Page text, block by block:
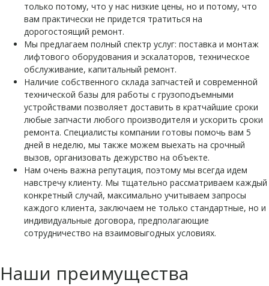
только потому, что у нас низкие цены, но и потому, что
вам практически не придется тратиться на
дорогостоящий ремонт.
Мы предлагаем полный спектр услуг: поставка и монтаж
лифтового оборудования и эскалаторов, техническое
обслуживание, капитальный ремонт.
Наличие собственного склада запчастей и современной
технической базы для работы с грузоподъемными
устройствами позволяет доставить в кратчайшие сроки
любые запчасти любого производителя и ускорить сроки
ремонта. Специалисты компании готовы помочь вам 5
дней в неделю, мы также можем выехать на срочный
вызов, организовать дежурство на объекте.
Нам очень важна репутация, поэтому мы всегда идем
навстречу клиенту. Мы тщательно рассматриваем каждый
конкретный случай, максимально учитываем запросы
каждого клиента, заключаем не только стандартные, но и
индивидуальные договора, предполагающие
сотрудничество на взаимовыгодных условиях.
Наши преимущества